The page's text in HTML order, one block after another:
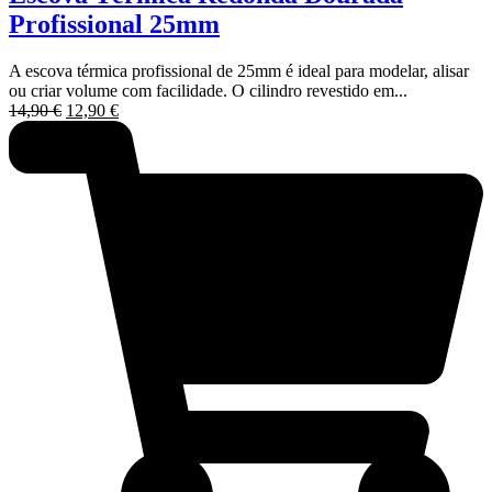
Profissional 25mm
A escova térmica profissional de 25mm é ideal para modelar, alisar
ou criar volume com facilidade. O cilindro revestido em...
14,90€ O
14,90 €.
12,90 €O
preço
atual